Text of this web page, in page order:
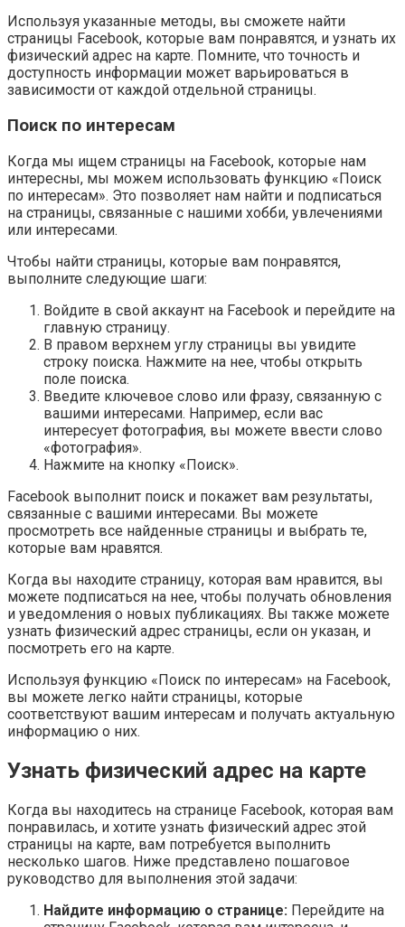
Используя указанные методы, вы сможете найти
страницы Facebook, которые вам понравятся, и узнать их
физический адрес на карте. Помните, что точность и
доступность информации может варьироваться в
зависимости от каждой отдельной страницы.
Поиск по интересам
Когда мы ищем страницы на Facebook, которые нам
интересны, мы можем использовать функцию «Поиск
по интересам». Это позволяет нам найти и подписаться
на страницы, связанные с нашими хобби, увлечениями
или интересами.
Чтобы найти страницы, которые вам понравятся,
выполните следующие шаги:
Войдите в свой аккаунт на Facebook и перейдите на
главную страницу.
В правом верхнем углу страницы вы увидите
строку поиска. Нажмите на нее, чтобы открыть
поле поиска.
Введите ключевое слово или фразу, связанную с
вашими интересами. Например, если вас
интересует фотография, вы можете ввести слово
«фотография».
Нажмите на кнопку «Поиск».
Facebook выполнит поиск и покажет вам результаты,
связанные с вашими интересами. Вы можете
просмотреть все найденные страницы и выбрать те,
которые вам нравятся.
Когда вы находите страницу, которая вам нравится, вы
можете подписаться на нее, чтобы получать обновления
и уведомления о новых публикациях. Вы также можете
узнать физический адрес страницы, если он указан, и
посмотреть его на карте.
Используя функцию «Поиск по интересам» на Facebook,
вы можете легко найти страницы, которые
соответствуют вашим интересам и получать актуальную
информацию о них.
Узнать физический адрес на карте
Когда вы находитесь на странице Facebook, которая вам
понравилась, и хотите узнать физический адрес этой
страницы на карте, вам потребуется выполнить
несколько шагов. Ниже представлено пошаговое
руководство для выполнения этой задачи:
Найдите информацию о странице: Перейдите на